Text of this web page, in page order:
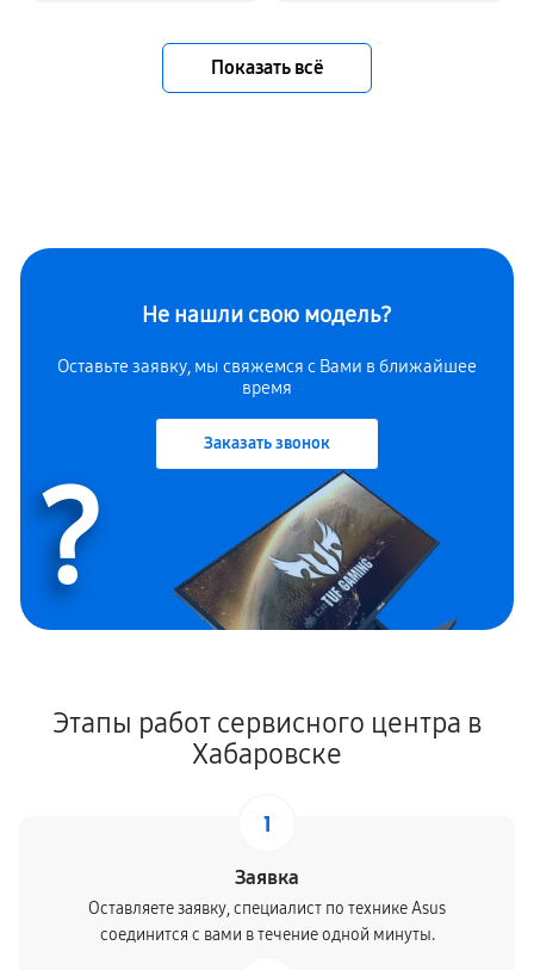
Показать всё
Не нашли свою модель?
Оставьте заявку, мы свяжемся с Вами в ближайшее
время
Заказать звонок
?
Этапы работ сервисного центра в
Хабаровске
1
Заявка
Оставляете заявку, специалист по технике Asus
соединится с вами в течение одной минуты.